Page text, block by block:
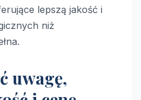
lepszą jakość i
niż
uwagę,